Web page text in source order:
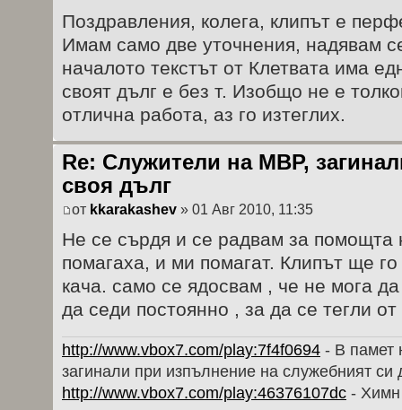
Поздравления, колега, клипът е
Имам само две уточнения, надявам
началото текстът от Клетвата има
своят дълг е без т. Изобщо не е
отлична работа, аз го изтеглих.
Re: Служители на МВР,
своя дълг
от kkarakashev » 01 Авг 2010, 11:35
Не се сърдя и се радвам за помощта
помагаха, и ми помагат. Клипът ще
кача. само се ядосвам , че не мога
да седи постоянно , за да се тегли
http://www.vbox7.com/play:7f4f0694 - В памет
загинали при изпълнение на служебният си
http://www.vbox7.com/play:46376107dc -